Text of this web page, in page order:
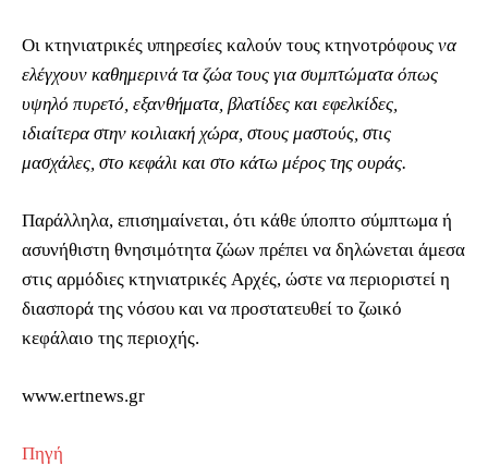
Οι κτηνιατρικές υπηρεσίες καλούν τους κτηνοτρόφους να
ελέγχουν καθημερινά τα ζώα τους για συμπτώματα όπως
υψηλό πυρετό, εξανθήματα, βλατίδες και εφελκίδες,
ιδιαίτερα στην κοιλιακή χώρα, στους μαστούς, στις
μασχάλες, στο κεφάλι και στο κάτω μέρος της ουράς.
Παράλληλα, επισημαίνεται, ότι κάθε ύποπτο σύμπτωμα ή
ασυνήθιστη θνησιμότητα ζώων πρέπει να δηλώνεται άμεσα
στις αρμόδιες κτηνιατρικές Aρχές, ώστε να περιοριστεί η
διασπορά της νόσου και να προστατευθεί το ζωικό
κεφάλαιο της περιοχής.
www.ertnews.gr
Πηγή